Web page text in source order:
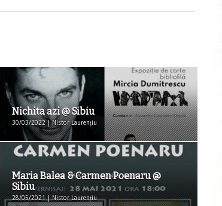
Nichita azi @ Sibiu
30/03/2022 | Nistor Laurențiu
Maria Balea & Carmen Poenaru @
Sibiu
28/05/2021 | Nistor Laurențiu